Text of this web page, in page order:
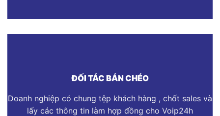
ĐỐI TÁC BÁN CHÉO
Doanh nghiệp có chung tệp khách hàng , chốt sales và
lấy các thông tin làm hợp đồng cho Voip24h